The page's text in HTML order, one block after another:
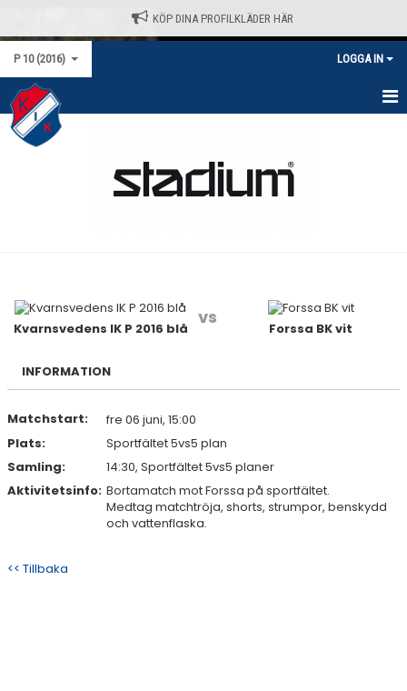
KÖP DINA PROFILKLÄDER HÄR
P 10 (2016) LOGGA IN
HEM
BILDGALLERI
DOKUMENT
Kvarnsvedens IK P 2016 blå
vs
Forssa BK vit
INFORMATION
Matchstart:
fre 06 juni, 15:00
Plats:
Sportfältet 5vs5 plan
Samling:
14:30, Sportfältet 5vs5 planer
Aktivitetsinfo: Bortamatch mot Forssa på sportfältet.
Medtag matchtröja, shorts, strumpor, benskydd
och vattenflaska.
<< Tillbaka